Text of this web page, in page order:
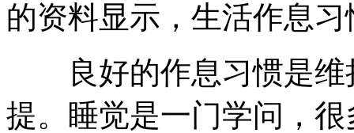
的资料显示，生活作息
良好的作息习惯是维
提。睡觉是一门学问，